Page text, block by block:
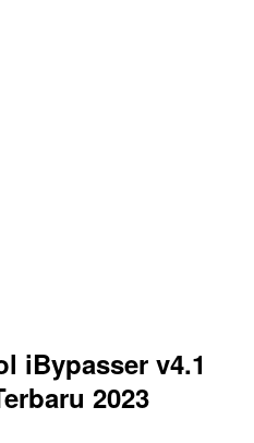
iBypasser v4.1
2023